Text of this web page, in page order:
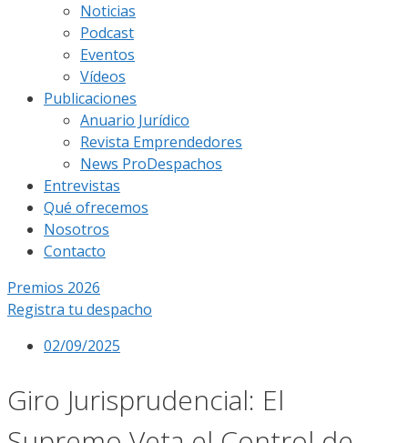
Noticias
Podcast
Eventos
Vídeos
Publicaciones
Anuario Jurídico
Revista Emprendedores
News ProDespachos
Entrevistas
Qué ofrecemos
Nosotros
Contacto
Premios 2026
Registra tu despacho
02/09/2025
Giro Jurisprudencial: El